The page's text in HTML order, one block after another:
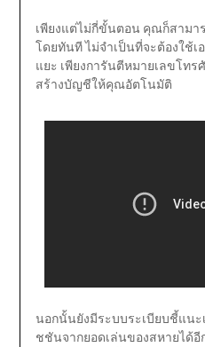
เพียงแต่ไม่กี่ขั้นตอน คุณก็สามา
โดยทันที ไม่จำเป็นที่จะต้องใช้เ
แยะ เพียงการันตีหมายเลขโท
สร้างบัญชีให้คุณอัตโนมัติ
นอกนั้นยังมีระบบระเบียบชี้แน
ชชันจากยอดเล่นของสหายได้อี